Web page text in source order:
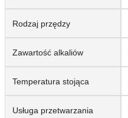
Rodzaj przędzy
Zawartość alkaliów
Temperatura stojąca
Usługa przetwarzania